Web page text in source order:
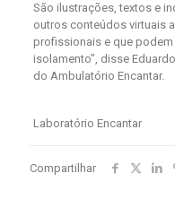
São ilustrações, textos e
outros conteúdos virtuais
profissionais e que
isolamento”, disse
do Ambulatório Encantar.
Laboratório Encantar
Compartilhar